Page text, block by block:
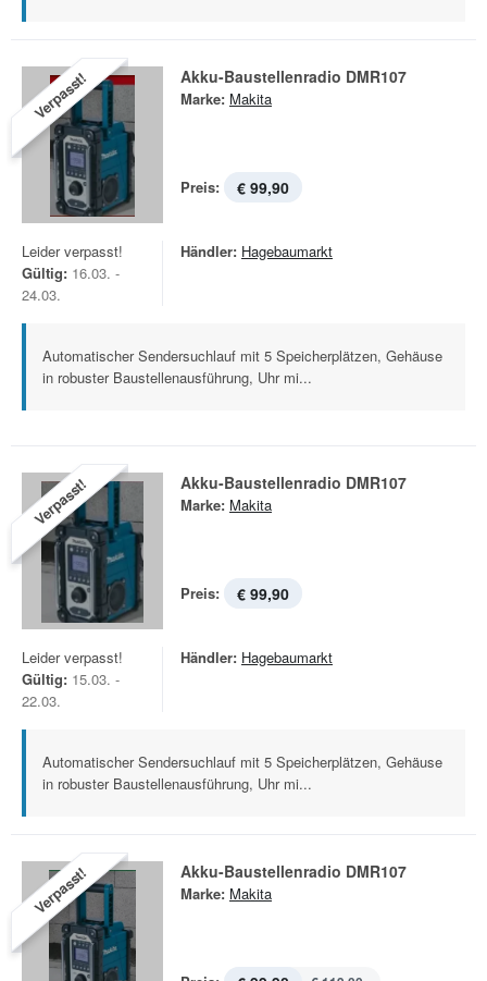
Verpasst! Akku-Baustellenradio DMR107
Marke: Makita
Preis: € 99,90
Leider verpasst!
Gültig: 16.03. -
24.03.
Händler: Hagebaumarkt
Automatischer Sendersuchlauf mit 5 Speicherplätzen, Gehäuse
in robuster Baustellenausführung, Uhr mi...
Verpasst! Akku-Baustellenradio DMR107
Marke: Makita
Preis: € 99,90
Leider verpasst!
Gültig: 15.03. -
22.03.
Händler: Hagebaumarkt
Automatischer Sendersuchlauf mit 5 Speicherplätzen, Gehäuse
in robuster Baustellenausführung, Uhr mi...
Verpasst! Akku-Baustellenradio DMR107
Marke: Makita